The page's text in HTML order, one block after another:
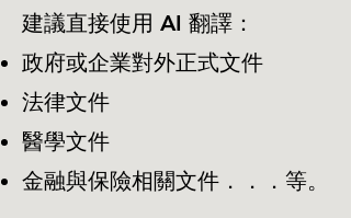
建議直接使用 AI 翻譯：
政府或企業對外正式文件
法律文件
醫學文件
金融與保險相關文件．．．等。